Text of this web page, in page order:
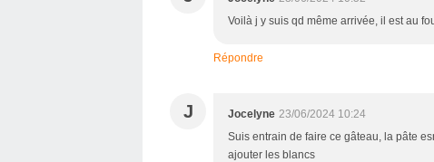
Voilà j y suis qd même arrivée, il est au
Répondre
J Jocelyne 23/06/2024 10:24
Suis entrain de faire ce gâteau, la pâte
ajouter les blancs